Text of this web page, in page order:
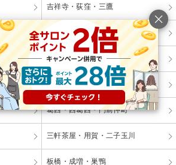
吉祥寺・荻窪・三鷹
八王子・日野・昭島
品川・大森・蒲田
日暮里・駒込・千駄木
葛西・西葛西・門前仲町
三軒茶屋・用賀・二子玉川
板橋・成増・巣鴨